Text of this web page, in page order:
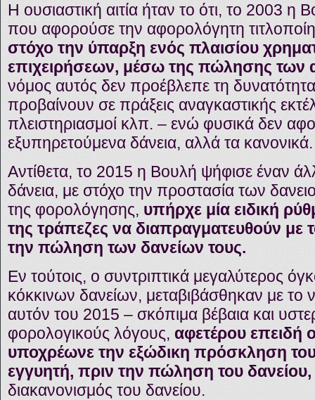
Η ουσιαστική αιτία ήταν το ότι, το 2003 η
που αφορούσε την αφορολόγητη
στόχο την ύπαρξη ενός πλαισίου
επιχειρήσεων, μέσω της πώλησης των
νόμος αυτός δεν προέβλεπε τη
προβαίνουν σε πράξεις αναγκαστικής
πλειστηριασμοί κλπ. – ενώ φυσικά δεν
εξυπηρετούμενα δάνεια, αλλά τα κανονικά.
Αντίθετα, το 2015 η Βουλή ψήφισε έναν
δάνεια, με στόχο την προστασία των
της φορολόγησης, υπήρχε μία ειδική
της τράπεζες να διαπραγματευθούν με
την πώληση των δανείων τους.
Εν τούτοις, ο συντριπτικά μεγαλύτερος
κόκκινων δανείων, μεταβιβάσθηκαν με το
αυτόν του 2015 – σκόπιμα βέβαια και
φορολογικούς λόγους, αφετέρου επειδή
υποχρέωνε την εξώδικη πρόσκληση
εγγυητή, πριν την πώληση του δανείου,
διακανονισμός του δανείου.